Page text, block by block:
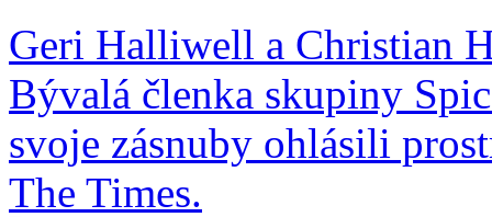
Geri Halliwell a Christian
Bývalá členka skupiny
svoje zásnuby ohlásili
The Times.